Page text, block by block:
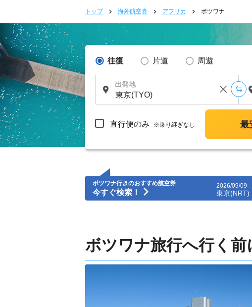
トップ 海外航空券 アフリカ ボツワナ
往復 片道 周遊
出発地
直行便のみ ※乗り継ぎなし 最
ボツワナ行きのおすすめ航空券
今すぐ検索！
2026/09/09
東京(NRT)
ボツワナ旅行へ行く前